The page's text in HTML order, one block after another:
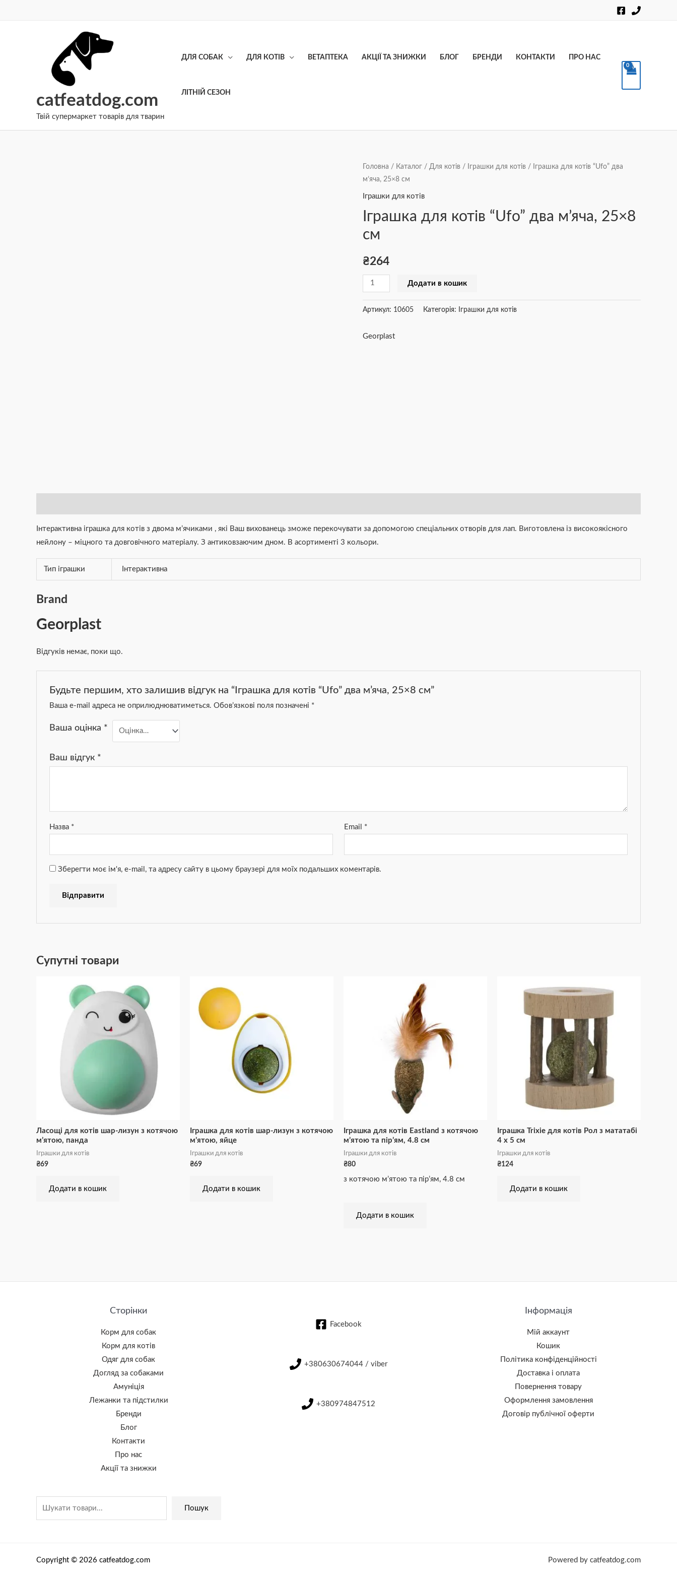
catfeatdog.com
Твій супермаркет товарів для тварин
ДЛЯ СОБАК ДЛЯ КОТІВ ВЕТАПТЕКА АКЦІЇ ТА ЗНИЖКИ БЛОГ БРЕНДИ КОНТАКТИ ПРО НАС
ЛІТНІЙ СЕЗОН
Головна / Каталог / Для котів / Іграшки для котів / Іграшка для котів “Ufo” два
м’яча, 25×8 см
Іграшки для котів
Іграшка для котів “Ufo” два м’яча, 25×8
см
₴264
Іграшка
для
котів
два
м’яча,
см
кількість
Додати в кошик
Артикул: 10605 Категорія: Іграшки для котів
Georplast
Інтерактивна іграшка для котів з двома м’ячиками , які Ваш вихованець зможе перекочувати за допомогою спеціальних отворів для лап. Виготовлена із високоякісного
нейлону – міцного та довговічного матеріалу. З антиковзаючим дном. В асортименті 3 кольори.
Тип іграшки Інтерактивна
Brand
Georplast
Відгуків немає, поки що.
Будьте першим, хто залишив відгук на “Іграшка для котів “Ufo” два м’яча, 25×8 см”
Ваша e-mail адреса не оприлюднюватиметься. Обов’язкові поля позначені *
Ваша оцінка *
Ваш відгук *
Назва * Email *
Зберегти моє ім'я, e-mail, та адресу сайту в цьому браузері для моїх подальших коментарів.
Супутні товари
Ласощі для котів шар-лизун з котячою
м’ятою, панда
Іграшки для котів
₴69
Додати в кошик
Іграшка для котів шар-лизун з котячою
м’ятою, яйце
Іграшки для котів
₴69
Додати в кошик
Іграшка для котів Eastland з котячою
м’ятою та пір’ям, 4.8 см
Іграшки для котів
₴80
з котячою м’ятою та пір’ям, 4.8 см
Додати в кошик
Іграшка Trixie для котів Рол з мататабі
4 х 5 см
Іграшки для котів
₴124
Додати в кошик
Сторінки
Корм для собак
Корм для котів
Одяг для собак
Догляд за собаками
Амуніція
Лежанки та підстилки
Бренди
Блог
Контакти
Про нас
Акції та знижки
Пошук
Facebook
+380630674044 / viber
+380974847512
Інформація
Мій аккаунт
Кошик
Політика конфіденційності
Доставка і оплата
Повернення товару
Оформлення замовлення
Договір публічної оферти
Copyright © 2026 catfeatdog.com Powered by catfeatdog.com